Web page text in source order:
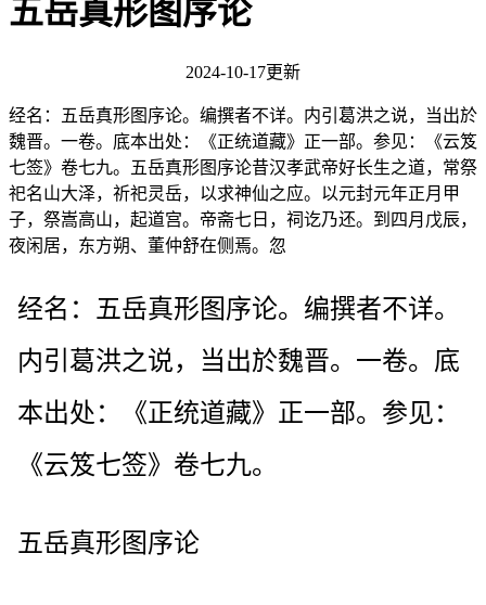
五岳真形图序论
2024-10-17更新
经名：五岳真形图序论。编撰者不详。内引葛洪之说，当出於
魏晋。一卷。底本出处：《正统道藏》正一部。参见：《云笈
七签》卷七九。五岳真形图序论昔汉孝武帝好长生之道，常祭
祀名山大泽，祈祀灵岳，以求神仙之应。以元封元年正月甲
子，祭嵩高山，起道宫。帝斋七日，祠讫乃还。到四月戊辰，
夜闲居，东方朔、董仲舒在侧焉。忽
经名：五岳真形图序论。编撰者不详。
内引葛洪之说，当出於魏晋。一卷。底
本出处：《正统道藏》正一部。参见：
《云笈七签》卷七九。
五岳真形图序论